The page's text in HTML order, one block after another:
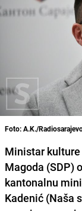
Foto: A.K./
Ministar kulture
Magoda (SDP)
kantonalnu
Kadenić (Naša